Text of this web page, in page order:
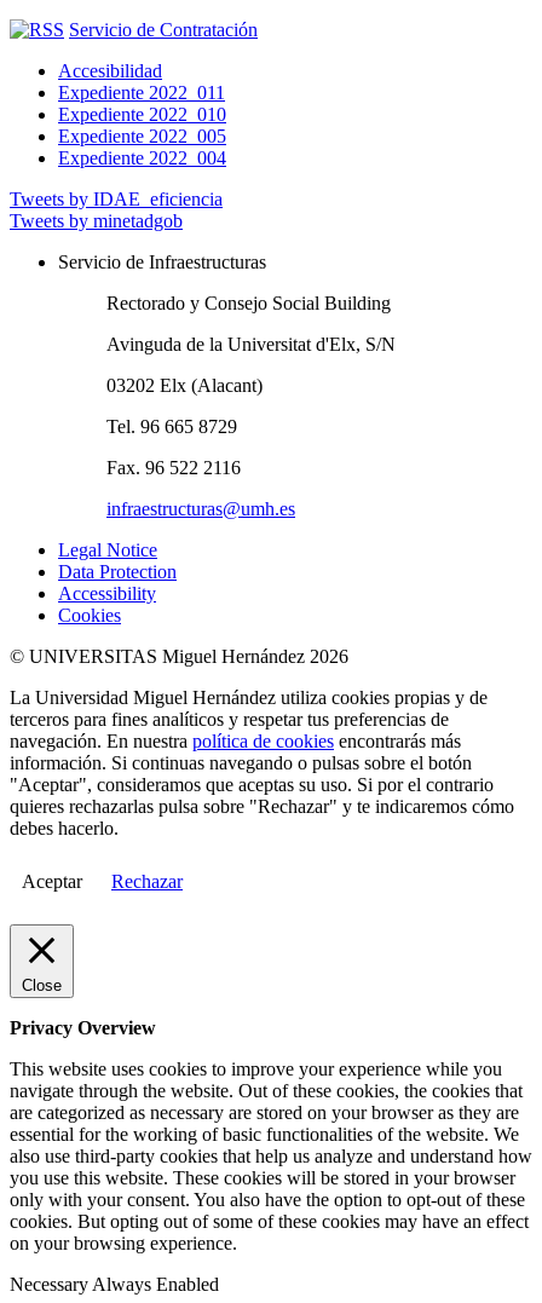
Servicio de Contratación
Accesibilidad
Expediente 2022_011
Expediente 2022_010
Expediente 2022_005
Expediente 2022_004
Tweets by IDAE_eficiencia
Tweets by minetadgob
Servicio de Infraestructuras
Rectorado y Consejo Social Building
Avinguda de la Universitat d'Elx, S/N
03202 Elx (Alacant)
Tel. 96 665 8729
Fax. 96 522 2116
infraestructuras@umh.es
Legal Notice
Data Protection
Accessibility
Cookies
© UNIVERSITAS Miguel Hernández 2026
La Universidad Miguel Hernández utiliza cookies propias y de
terceros para fines analíticos y respetar tus preferencias de
navegación. En nuestra política de cookies encontrarás más
información. Si continuas navegando o pulsas sobre el botón
"Aceptar", consideramos que aceptas su uso. Si por el contrario
quieres rechazarlas pulsa sobre "Rechazar" y te indicaremos cómo
debes hacerlo.
Aceptar Rechazar
Close
Privacy Overview
This website uses cookies to improve your experience while you
navigate through the website. Out of these cookies, the cookies that
are categorized as necessary are stored on your browser as they are
essential for the working of basic functionalities of the website. We
also use third-party cookies that help us analyze and understand how
you use this website. These cookies will be stored in your browser
only with your consent. You also have the option to opt-out of these
cookies. But opting out of some of these cookies may have an effect
on your browsing experience.
Necessary Always Enabled